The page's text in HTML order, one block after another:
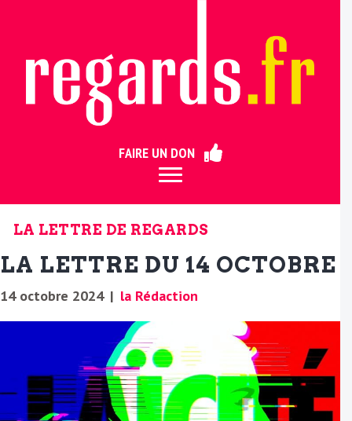
FAIRE UN DON
LA LETTRE DE REGARDS
LA LETTRE DU 14 OCTOBRE
14 octobre 2024 | la Rédaction